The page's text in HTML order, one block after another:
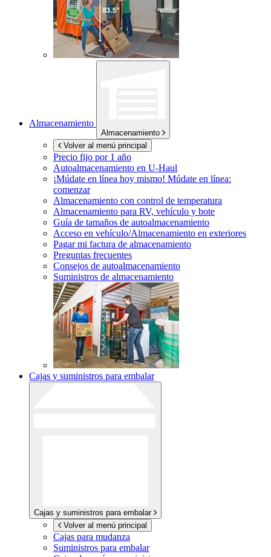
Almacenamiento
Almacenamiento
Volver al menú principal
Precio fijo por 1 año
Autoalmacenamiento en U-Haul
¡Múdate en línea hoy mismo! Múdate en línea:
comenzar
Almacenamiento con control de temperatura
Almacenamiento para RV, vehículo y bote
Guía de tamaños de autoalmacenamiento
Acceso en vehículo/Almacenamiento en exteriores
Pagar mi factura de almacenamiento
Preguntas frecuentes
Consejos de autoalmacenamiento
Suministros de almacenamiento
Cajas y suministros para embalar
Cajas y suministros para embalar
Volver al menú principal
Cajas para mudanza
Suministros para embalar